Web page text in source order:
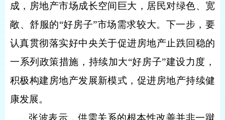
成，房地产市场成长空间巨大，居民对绿色、宽
敞、舒服的“好房子”市场需求较大。下一步，要
认真贯彻落实好中央关于促进房地产止跌回稳的
一系列政策措施，持续加大“好房子”建设力度，
积极构建房地产发展新模式，促进房地产持续健
康发展。
张波表示，供需关系的根本性改善并非一蹴